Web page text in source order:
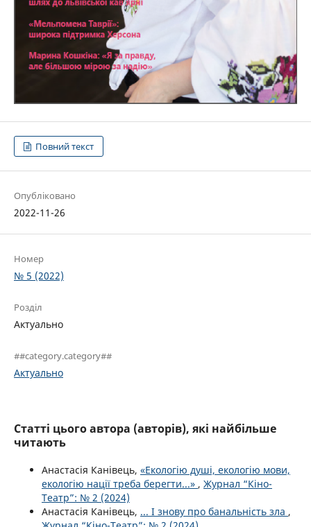
Повний текст
Опубліковано
2022-11-26
Номер
№ 5 (2022)
Розділ
Актуально
##category.category##
Актуально
Статті цього автора (авторів), які найбільше
читають
Анастасія Канівець, «Екологію душі, екологію мови,
екологію нації треба берегти...» , Журнал “Кіно-
Театр”: № 2 (2024)
Анастасія Канівець, ... І знову про банальність зла ,